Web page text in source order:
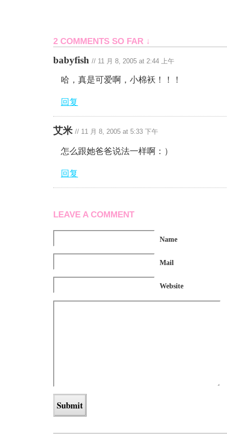
2 COMMENTS SO FAR ↓
babyfish // 11 月 8, 2005 at 2:44 上午
哈，真是可爱啊，小棉袄！！！
回复
艾米 // 11 月 8, 2005 at 5:33 下午
怎么跟她爸爸说法一样啊：）
回复
LEAVE A COMMENT
Name
Mail
Website